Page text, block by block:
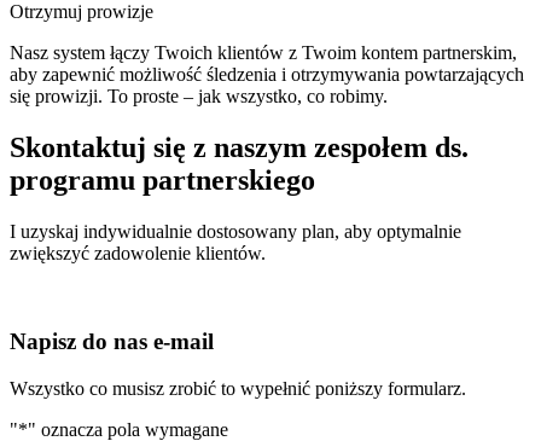
Otrzymuj prowizje
Nasz system łączy Twoich klientów z Twoim kontem partnerskim,
aby zapewnić możliwość śledzenia i otrzymywania powtarzających
się prowizji. To proste – jak wszystko, co robimy.
Skontaktuj się z naszym zespołem ds.
programu partnerskiego
I uzyskaj indywidualnie dostosowany plan, aby optymalnie
zwiększyć zadowolenie klientów.
Napisz do nas e-mail
Wszystko co musisz zrobić to wypełnić poniższy formularz.
"*" oznacza pola wymagane